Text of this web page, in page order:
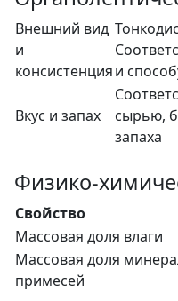
Внешний вид
и
консистенцияи
Вкус и запах
сырью,
запаха
Физико-
Свойство
Массовая доля влаги
Массовая доля
примесей